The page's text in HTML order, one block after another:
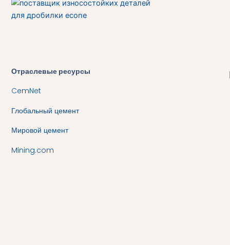
Отраслевые ресурсы
CemNet
Глобальный цемент
Мировой цемент
Mining.com